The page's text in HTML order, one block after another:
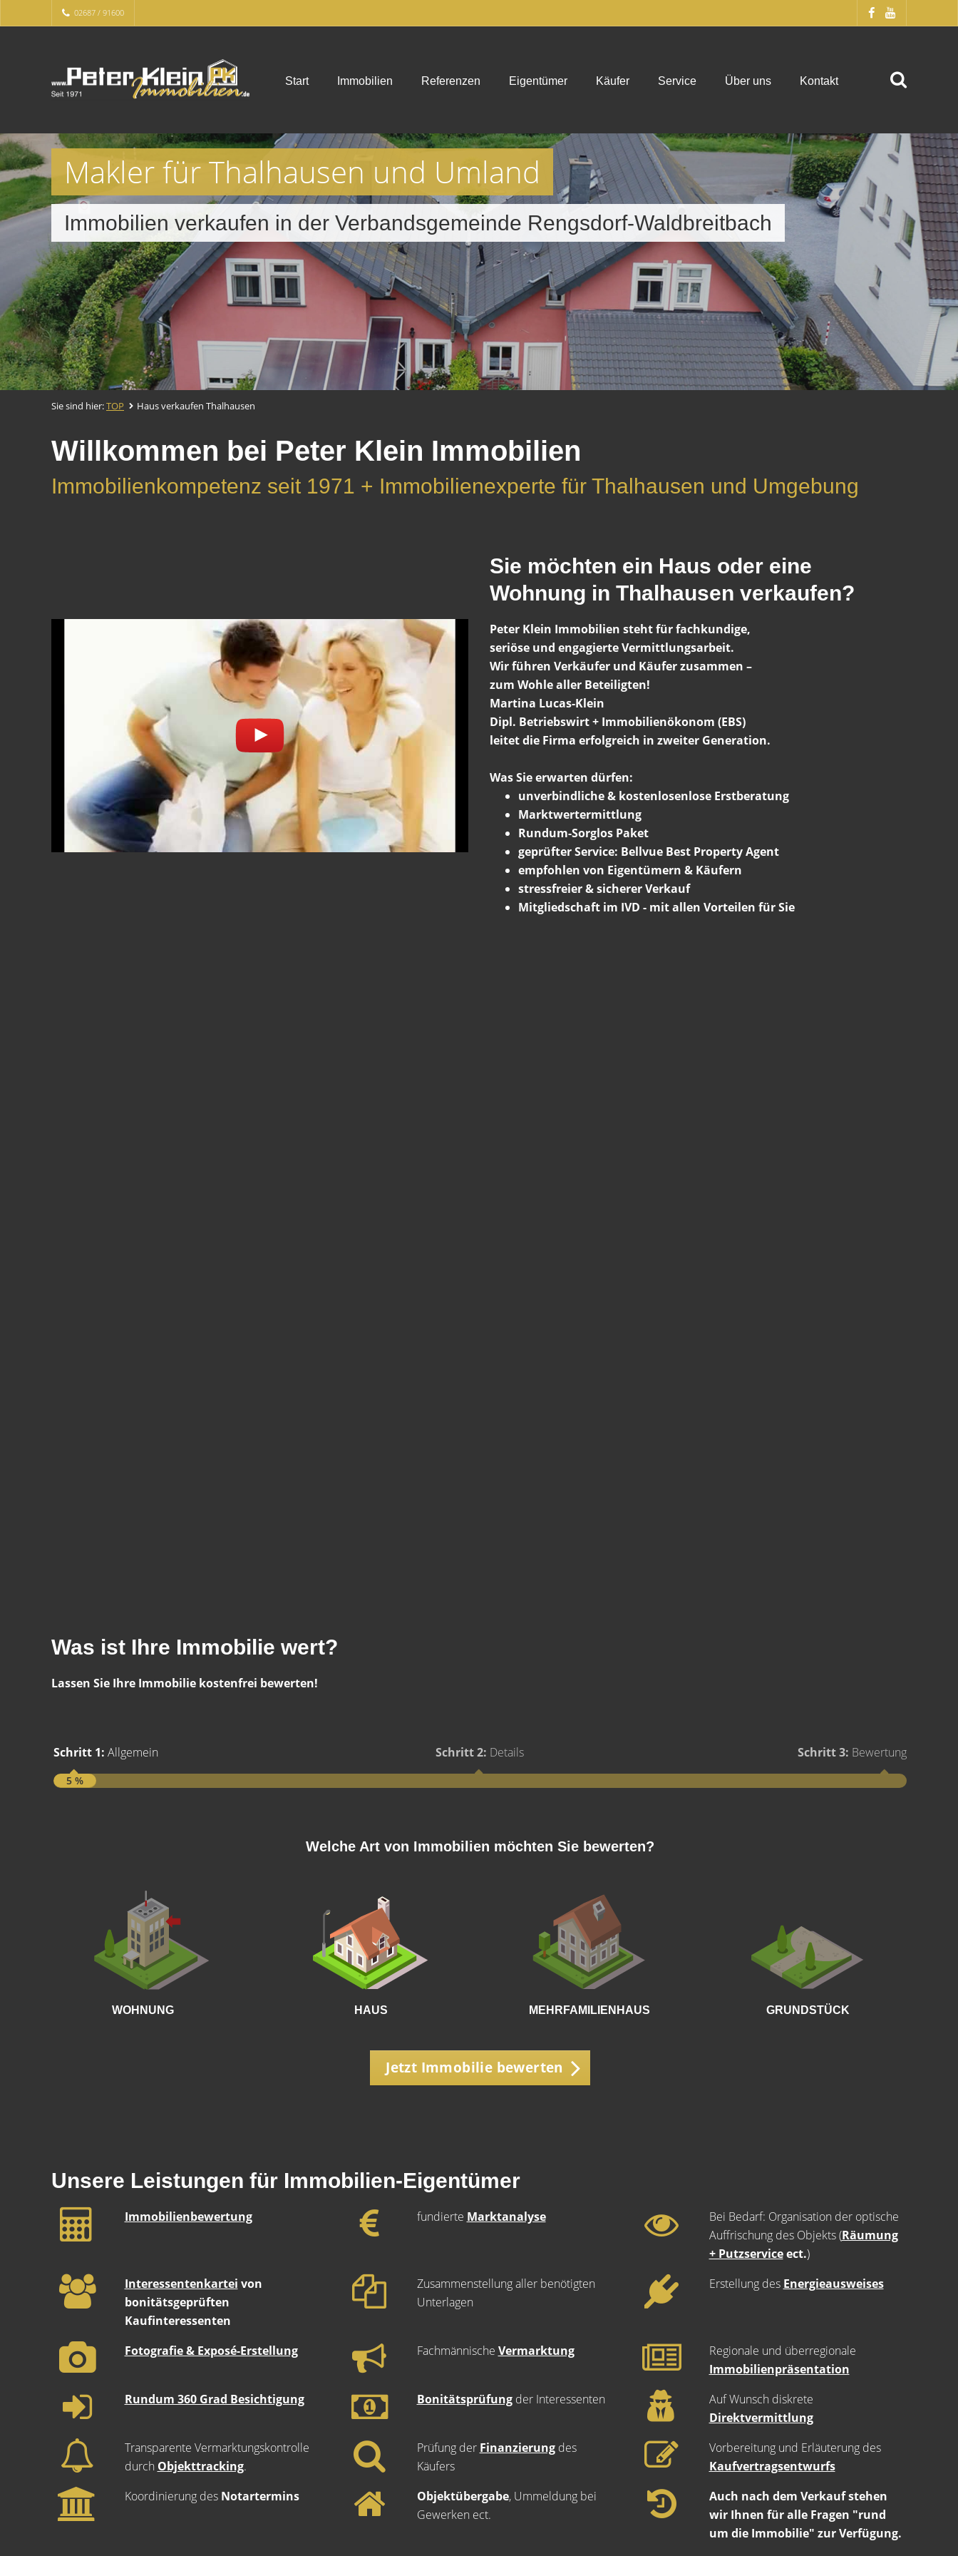
02687 / 91600
Start Immobilien Referenzen Eigentümer Käufer Service Über uns Kontakt
Makler für Thalhausen und Umland
Immobilien verkaufen in der Verbandsgemeinde Rengsdorf-Waldbreitbach
Sie sind hier:TOP Haus verkaufen Thalhausen
Willkommen bei Peter Klein Immobilien
Immobilienkompetenz seit 1971 + Immobilienexperte für Thalhausen und Umgebung
Sie möchten ein Haus oder eine
Wohnung in Thalhausen verkaufen?
Peter Klein Immobilien steht für fachkundige,
seriöse und engagierte Vermittlungsarbeit.
Wir führen Verkäufer und Käufer zusammen –
zum Wohle aller Beteiligten!
Martina Lucas-Klein
Dipl. Betriebswirt + Immobilienökonom (EBS)
leitet die Firma erfolgreich in zweiter Generation.
Was Sie erwarten dürfen:
unverbindliche & kostenlosenlose Erstberatung
Marktwertermittlung
Rundum-Sorglos Paket
geprüfter Service: Bellvue Best Property Agent
empfohlen von Eigentümern & Käufern
stressfreier & sicherer Verkauf
Mitgliedschaft im IVD - mit allen Vorteilen für Sie
Was ist Ihre Immobilie wert?
Lassen Sie Ihre Immobilie kostenfrei bewerten!
Schritt 1: Allgemein Schritt 2: Details Schritt 3: Bewertung
5 %
Welche Art von Immobilien möchten Sie bewerten?
WOHNUNG HAUS MEHRFAMILIENHAUS GRUNDSTÜCK
Jetzt Immobilie bewerten
Unsere Leistungen für Immobilien-Eigentümer
Immobilienbewertung fundierte Marktanalyse
Bei Bedarf: Organisation der optische
Auffrischung des Objekts (Räumung
+ Putzserviceect.)
Interessentenkartei von
bonitätsgeprüften
Kaufinteressenten
Zusammenstellung aller benötigten
Unterlagen
Erstellung des Energieausweises
Fotografie & Exposé-Erstellung Fachmännische Vermarktung
Regionale und überregionale
Immobilienpräsentation
Rundum 360 Grad Besichtigung
Bonitätsprüfungder Interessenten
Auf Wunsch diskrete
Direktvermittlung
Transparente Vermarktungskontrolle
durch Objekttracking.
Prüfung der Finanzierungdes
Käufers
Vorbereitung und Erläuterung des
Kaufvertragsentwurfs
Koordinierung des Notartermins Objektübergabe, Ummeldung bei
Gewerken ect.
Auch nach dem Verkauf stehen
wir Ihnen für alle Fragen "rund
um die Immobilie" zur Verfügung.